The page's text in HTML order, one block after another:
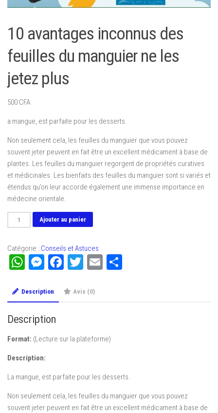
10 avantages inconnus des
feuilles du manguier ne les
jetez plus
500 CFA
a mangue, est parfaite pour les desserts.
Non seulement cela, les feuilles du manguier que vous pouvez
souvent jeter peuvent en fait être un excellent médicament à base de
plantes. Les feuilles du manguier regorgent de propriétés curatives
et médicinales. Les bienfaits des feuilles du manguier sont si variés et
étendus qu’on leur accorde également une immense importance en
médecine orientale.
quantité
de
avantages
inconnus
feuilles
ne
plus
Ajouter au panier
Catégorie : Conseils et Astuces
WhatsApp
Messenger
Facebook
Twitter
Email
Description Avis (0)
Description
Format: (Lecture sur la plateforme)
Description:
La mangue, est parfaite pour les desserts.
Non seulement cela, les feuilles du manguier que vous pouvez
souvent jeter peuvent en fait être un excellent médicament à base de